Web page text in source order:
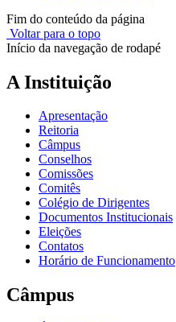
Fim do conteúdo da página
Voltar para o topo
Início da navegação de rodapé
A Instituição
Apresentação
Reitoria
Câmpus
Conselhos
Comissões
Comitês
Colégio de Dirigentes
Documentos Institucionais
Eleições
Contatos
Horário de Funcionamento
Câmpus